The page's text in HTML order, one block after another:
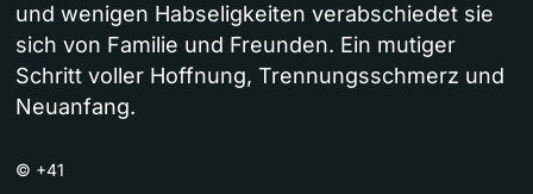
und wenigen Habseligkeiten verabschiedet sie
sich von Familie und Freunden. Ein mutiger
Schritt voller Hoffnung, Trennungsschmerz und
Neuanfang.
© +41